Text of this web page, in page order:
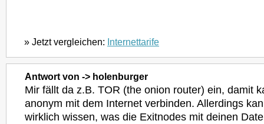
» Jetzt vergleichen: Internettarife
Antwort von -> holenburger
Mir fällt da z.B. TOR (the onion router) ein, damit
anonym mit dem Internet verbinden. Allerdings
wirklich wissen, was die Exitnodes mit deinen